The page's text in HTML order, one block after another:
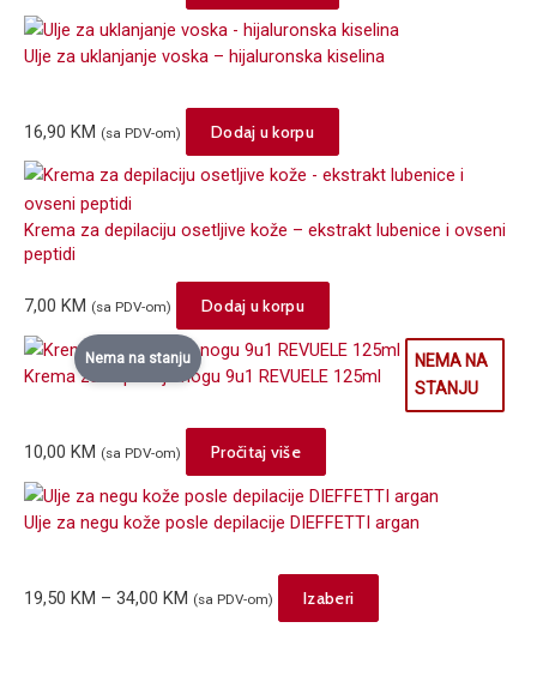
Ulje za uklanjanje voska – hijaluronska kiselina
16,90 KM (sa PDV-om) Dodaj u korpu
Krema za depilaciju osetljive kože – ekstrakt lubenice i ovseni
peptidi
7,00 KM (sa PDV-om) Dodaj u korpu
Nema na stanju
Krema za depilaciju nogu 9u1 REVUELE 125ml
10,00 KM (sa PDV-om) Pročitaj više
Ulje za negu kože posle depilacije DIEFFETTI argan
19,50 KM – 34,00 KM Price
(sa PDV-om) Izaberi
product